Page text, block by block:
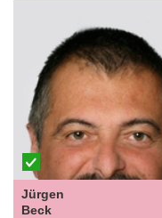
Jürgen
Beck